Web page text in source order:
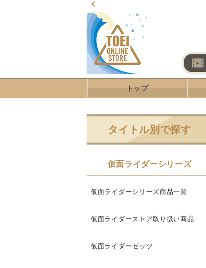
トップ
タイトル別で探す
仮面ライダーシリーズ
仮面ライダーシリーズ商品一覧
仮面ライダーストア取り扱い商品
仮面ライダーゼッツ